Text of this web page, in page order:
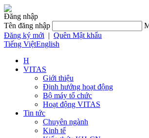
Đăng nhập
Tên đăng nhập
Đăng ký mới | Quên Mật khẩu
Tiếng ViệtEnglish
H
VITAS
Giới thiệu
Định hướng hoạt động
Bộ máy tổ chức
Hoạt động VITAS
Tin tức
Chuyên ngành
Kinh tế